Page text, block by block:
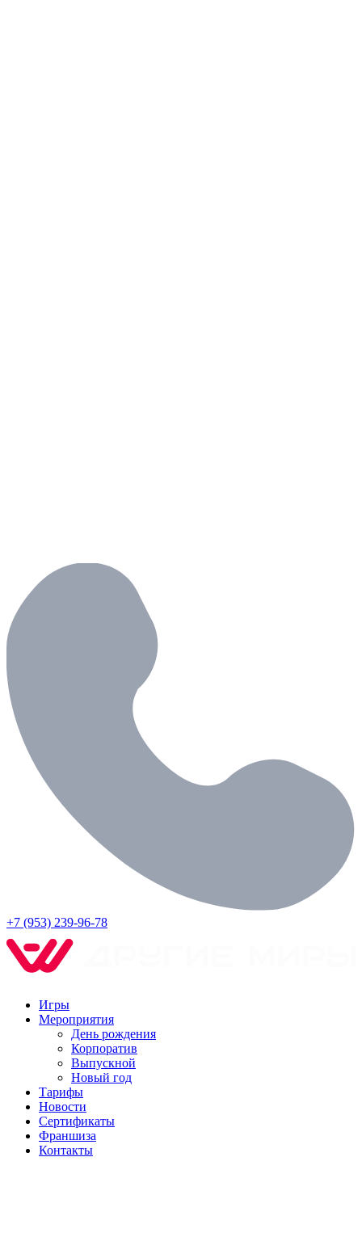
+7 (953) 239-96-78
Игры
Мероприятия
День рождения
Корпоратив
Выпускной
Новый год
Тарифы
Новости
Сертификаты
Франшиза
Контакты